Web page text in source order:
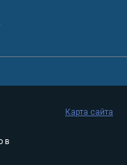
в
Карта сайта